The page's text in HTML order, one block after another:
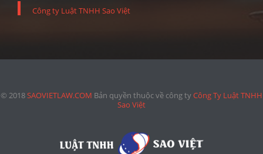
Công ty Luật TNHH Sao Việt
© 2018SAOVIETLAW.COM Bản quyền thuộc về công tyCông Ty Luật TNHH
Sao Việt